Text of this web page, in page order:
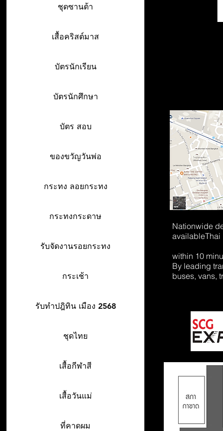
ชุดซานต้า
เสื้อคริสต์มาส
บัตรนักเรียน
บัตรนักศึกษา
บัตร สอบ
ของขวัญวันพ่อ
กระทง ลอยกระทง
กระทงกระดาษ
รับจัดงานรอยกระทง
กระเช้า
รับทำปฎิทิน เมือง 2568
ชุดไทย
เสื้อกีฬาสี
เสื้อวันแม่
ที่คาดผม
Nationwide
availableThai
within 10
By leading
buses, vans,